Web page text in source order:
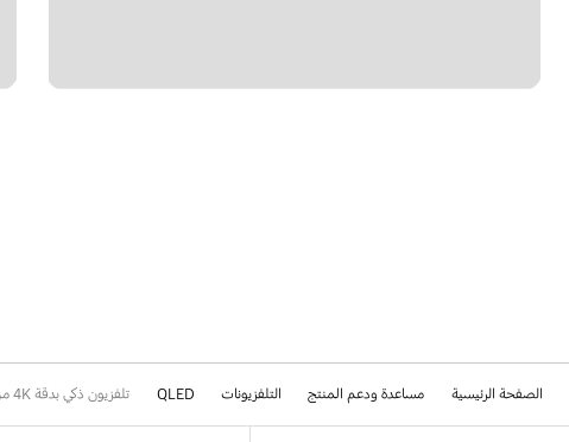
الصفحة الرئيسية مساعدة ودعم المنتج التلفزيونات QLED تلفزيون ذكي بدقة 4K من سلسلة QLED Q70D بحجم 55 بوصة [2024]